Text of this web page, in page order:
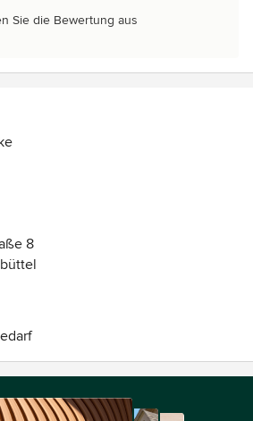
Sie die Bewertung aus
8